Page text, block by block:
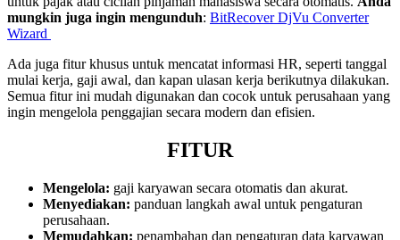
mungkin juga ingin mengunduh: BitRecover DjVu Converter
Wizard
Ada juga fitur khusus untuk mencatat informasi HR, seperti tanggal
mulai kerja, gaji awal, dan kapan ulasan kerja berikutnya dilakukan.
Semua fitur ini mudah digunakan dan cocok untuk perusahaan yang
ingin mengelola penggajian secara modern dan efisien.
FITUR
Mengelola: gaji karyawan secara otomatis dan akurat.
Menyediakan: panduan langkah awal untuk pengaturan
perusahaan.
Memudahkan: penambahan dan pengaturan data karyawan